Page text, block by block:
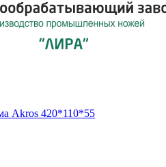
Akros 420*110*55